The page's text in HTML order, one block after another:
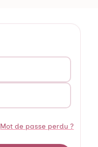
Mot de passe perdu ?